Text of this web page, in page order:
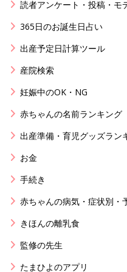
読者アンケート・投稿・モ
365日のお誕生日占い
出産予定日計算ツール
産院検索
妊娠中のOK・NG
赤ちゃんの名前ランキング
出産準備・育児グッズラン
お金
手続き
赤ちゃんの病気・症状別・
きほんの離乳食
監修の先生
たまひよのアプリ